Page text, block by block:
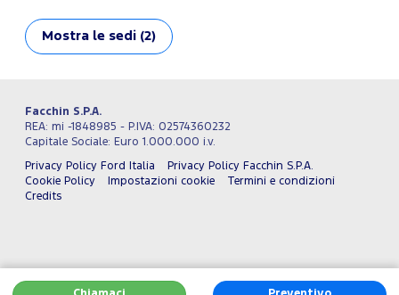
Mostra le sedi (2)
Facchin S.P.A.
REA: mi -1848985 - P.IVA: 02574360232
Capitale Sociale: Euro 1.000.000 i.v.
Privacy Policy Ford Italia
Privacy Policy Facchin S.P.A.
Cookie Policy
Impostazioni cookie
Termini e condizioni
Credits